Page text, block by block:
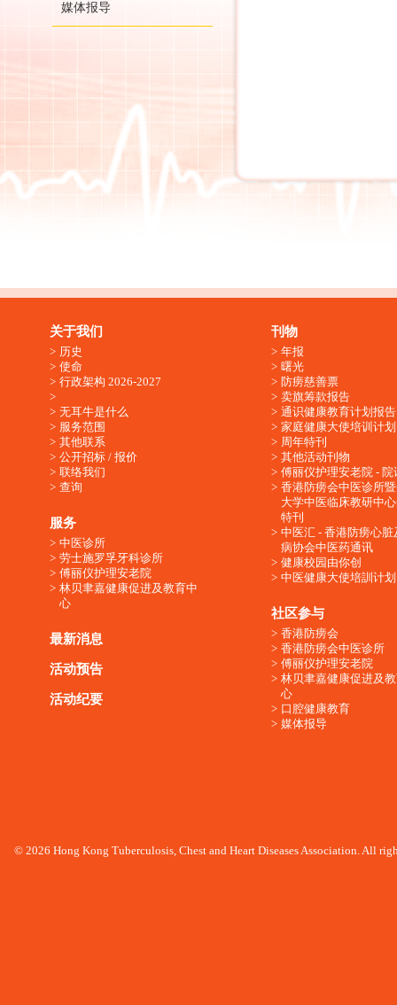
媒体报导
关于我们
历史
使命
行政架构 2026-2027
无耳牛是什么
服务范围
其他联系
公开招标 / 报价
联络我们
查询
服务
中医诊所
劳士施罗孚牙科诊所
傅丽仪护理安老院
林贝聿嘉健康促进及教育中
心
最新消息
活动预告
活动纪要
刊物
年报
曙光
防痨慈善票
卖旗筹款报告
通识健康教育计划报告
家庭健康大使培训计划
周年特刊
其他活动刊物
傅丽仪护理安老院 - 院
香港防痨会中医诊所
大学中医临床教研中
特刊
中医汇 - 香港防痨心脏
病协会中医药通讯
健康校园由你创
中医健康大使培訓计划
社区参与
香港防痨会
香港防痨会中医诊所
傅丽仪护理安老院
林贝聿嘉健康促进及
心
口腔健康教育
媒体报导
© 2026 Hong Kong Tuberculosis, Chest and Heart Diseases Association. All